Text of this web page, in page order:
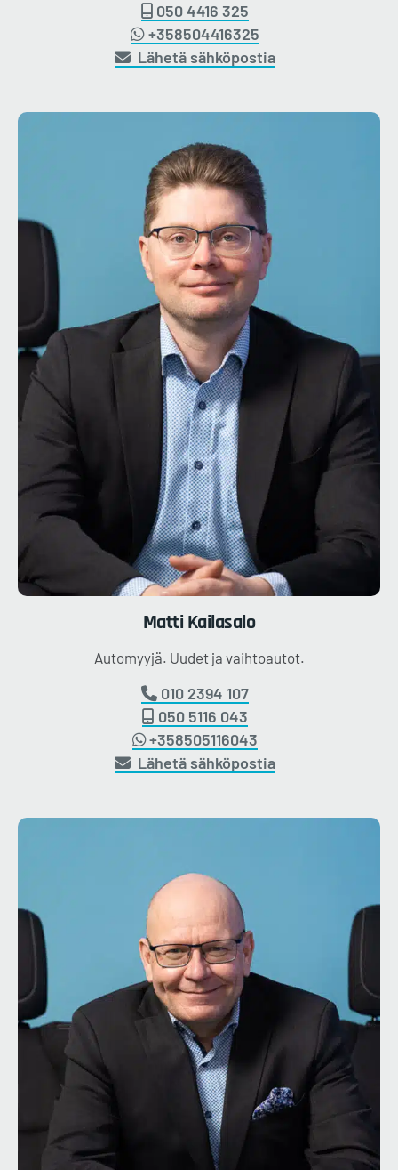
050 4416 325
+358504416325
Lähetä sähköpostia
Matti Kailasalo
Automyyjä. Uudet ja vaihtoautot.
010 2394 107
050 5116 043
+358505116043
Lähetä sähköpostia